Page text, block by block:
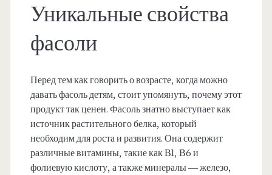
Уникальные свойства
фасоли
Перед тем как говорить о возрасте, когда можно
давать фасоль детям, стоит упомянуть, почему этот
продукт так ценен. Фасоль знатно выступает как
источник растительного белка, который
необходим для роста и развития. Она содержит
различные витамины, такие как В1, В6 и
фолиевую кислоту, а также минералы — железо,